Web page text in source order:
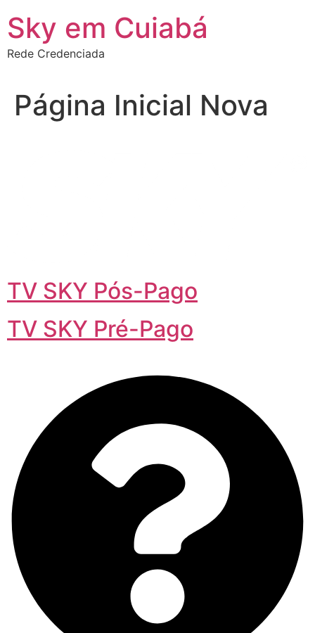
para
conteúdo
Sky em Cuiabá
Rede Credenciada
Página Inicial Nova
TV SKY Pós-Pago
TV SKY Pré-Pago